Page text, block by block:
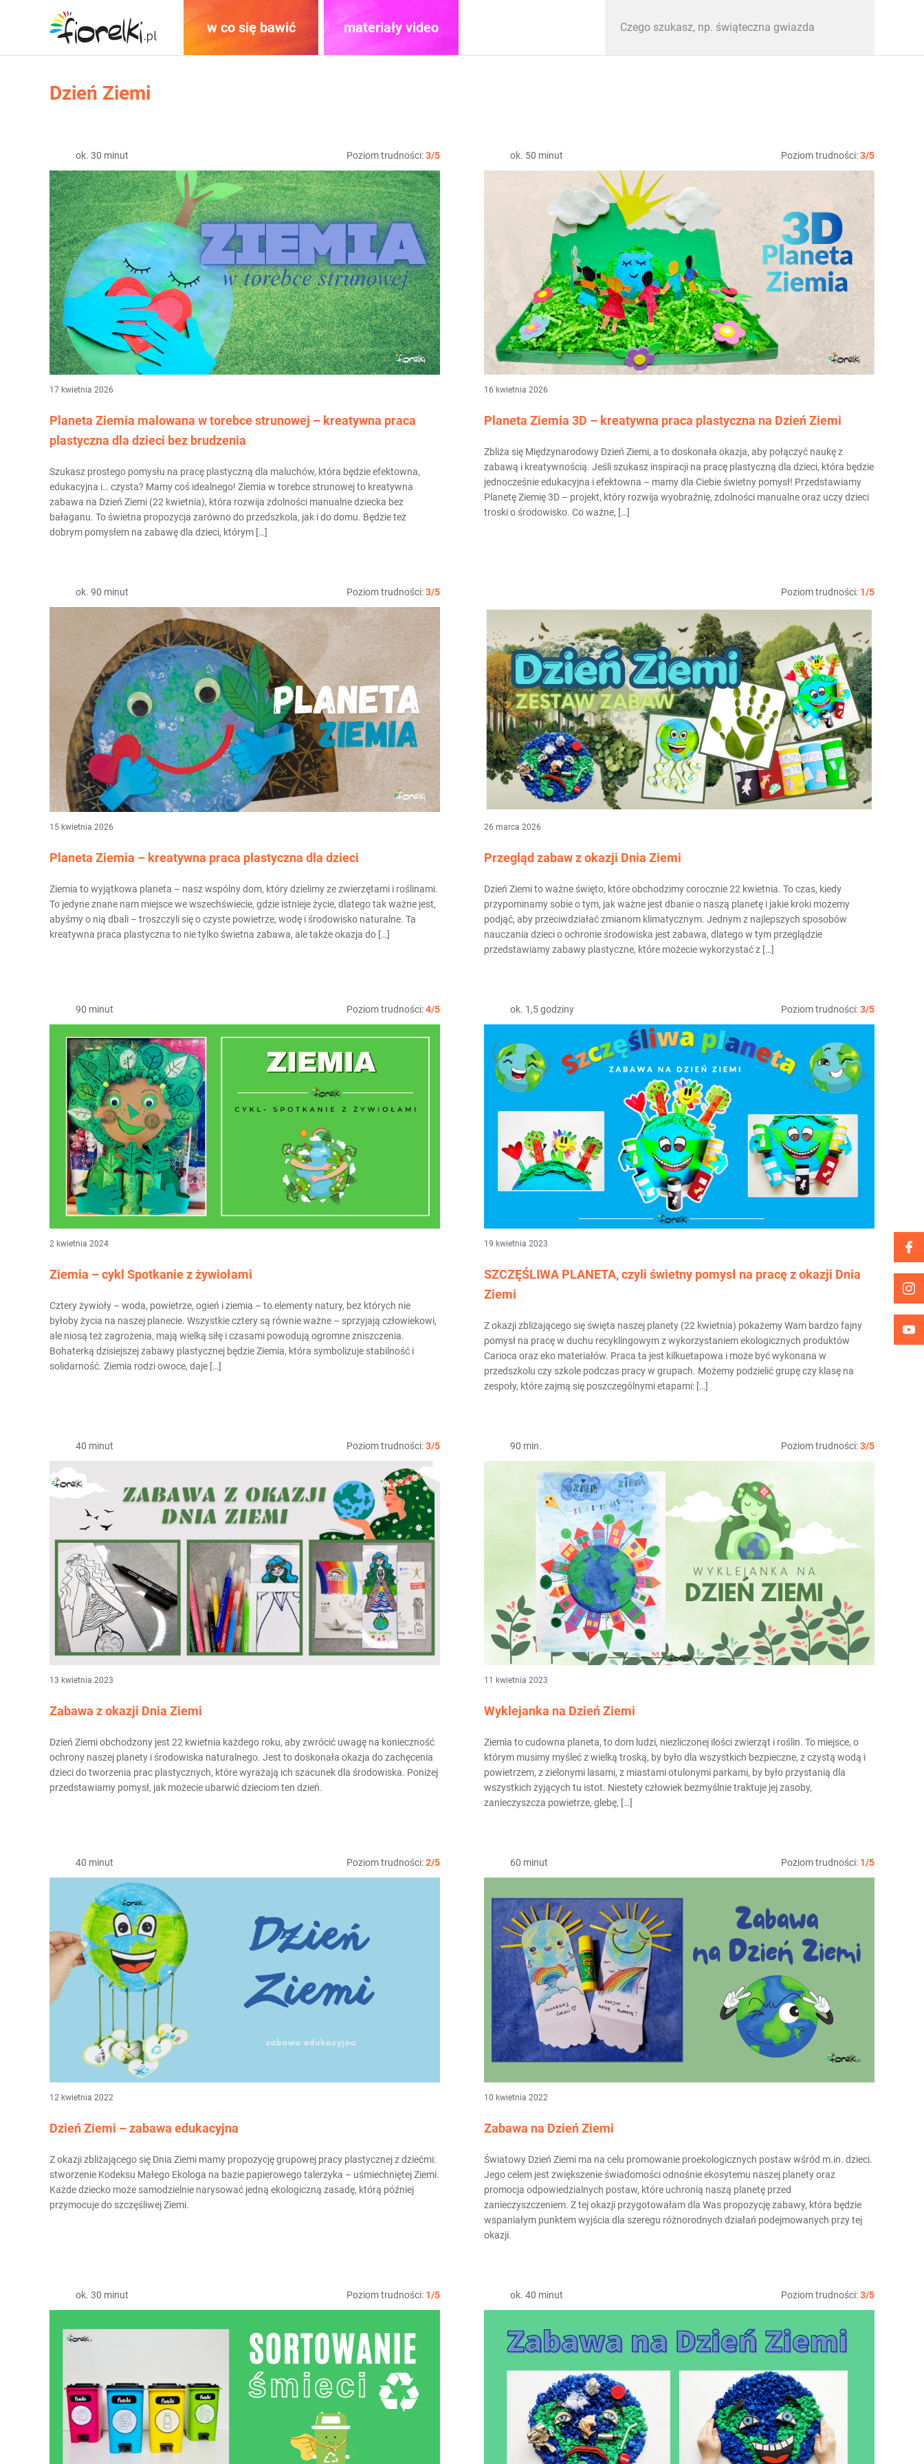
w co się bawić materiały video
Dzień Ziemi
ok. 30 minut Poziom trudności:3/5
17 kwietnia 2026
Planeta Ziemia malowana w torebce strunowej – kreatywna praca
plastyczna dla dzieci bez brudzenia
Szukasz prostego pomysłu na pracę plastyczną dla maluchów, która będzie efektowna,
edukacyjna i… czysta? Mamy coś idealnego! Ziemia w torebce strunowej to kreatywna
zabawa na Dzień Ziemi (22 kwietnia), która rozwija zdolności manualne dziecka bez
bałaganu. To świetna propozycja zarówno do przedszkola, jak i do domu. Będzie też
dobrym pomysłem na zabawę dla dzieci, którym […]
ok. 50 minut Poziom trudności:3/5
16 kwietnia 2026
Planeta Ziemia 3D – kreatywna praca plastyczna na Dzień Ziemi
Zbliża się Międzynarodowy Dzień Ziemi, a to doskonała okazja, aby połączyć naukę z
zabawą i kreatywnością. Jeśli szukasz inspiracji na pracę plastyczną dla dzieci, która będzie
jednocześnie edukacyjna i efektowna – mamy dla Ciebie świetny pomysł! Przedstawiamy
Planetę Ziemię 3D – projekt, który rozwija wyobraźnię, zdolności manualne oraz uczy dzieci
troski o środowisko. Co ważne, […]
ok. 90 minut Poziom trudności:3/5
15 kwietnia 2026
Planeta Ziemia – kreatywna praca plastyczna dla dzieci
Ziemia to wyjątkowa planeta – nasz wspólny dom, który dzielimy ze zwierzętami i roślinami.
To jedyne znane nam miejsce we wszechświecie, gdzie istnieje życie, dlatego tak ważne jest,
abyśmy o nią dbali – troszczyli się o czyste powietrze, wodę i środowisko naturalne. Ta
kreatywna praca plastyczna to nie tylko świetna zabawa, ale także okazja do […]
Poziom trudności: 1/5
26 marca 2026
Przegląd zabaw z okazji Dnia Ziemi
Dzień Ziemi to ważne święto, które obchodzimy corocznie 22 kwietnia. To czas, kiedy
przypominamy sobie o tym, jak ważne jest dbanie o naszą planetę i jakie kroki możemy
podjąć, aby przeciwdziałać zmianom klimatycznym. Jednym z najlepszych sposobów
nauczania dzieci o ochronie środowiska jest zabawa, dlatego w tym przeglądzie
przedstawiamy zabawy plastyczne, które możecie wykorzystać z […]
90 minut Poziom trudności:4/5
2 kwietnia 2024
Ziemia – cykl Spotkanie z żywiołami
Cztery żywioły – woda, powietrze, ogień i ziemia – to elementy natury, bez których nie
byłoby życia na naszej planecie. Wszystkie cztery są równie ważne – sprzyjają człowiekowi,
ale niosą też zagrożenia, mają wielką siłę i czasami powodują ogromne zniszczenia.
Bohaterką dzisiejszej zabawy plastycznej będzie Ziemia, która symbolizuje stabilność i
solidarność. Ziemia rodzi owoce, daje […]
ok. 1,5 godziny Poziom trudności:3/5
19 kwietnia 2023
SZCZĘŚLIWA PLANETA, czyli świetny pomysł na pracę z okazji Dnia
Ziemi
Z okazji zbliżającego się święta naszej planety (22 kwietnia) pokażemy Wam bardzo fajny
pomysł na pracę w duchu recyklingowym z wykorzystaniem ekologicznych produktów
Carioca oraz eko materiałów. Praca ta jest kilkuetapowa i może być wykonana w
przedszkolu czy szkole podczas pracy w grupach. Możemy podzielić grupę czy klasę na
zespoły, które zajmą się poszczególnymi etapami: […]
40 minut Poziom trudności:3/5
13 kwietnia 2023
Zabawa z okazji Dnia Ziemi
Dzień Ziemi obchodzony jest 22 kwietnia każdego roku, aby zwrócić uwagę na konieczność
ochrony naszej planety i środowiska naturalnego. Jest to doskonała okazja do zachęcenia
dzieci do tworzenia prac plastycznych, które wyrażają ich szacunek dla środowiska. Poniżej
przedstawiamy pomysł, jak możecie ubarwić dzieciom ten dzień.
90 min. Poziom trudności:3/5
11 kwietnia 2023
Wyklejanka na Dzień Ziemi
Ziemia to cudowna planeta, to dom ludzi, niezliczonej ilości zwierząt i roślin. To miejsce, o
którym musimy myśleć z wielką troską, by było dla wszystkich bezpieczne, z czystą wodą i
powietrzem, z zielonymi lasami, z miastami otulonymi parkami, by było przystanią dla
wszystkich żyjących tu istot. Niestety człowiek bezmyślnie traktuje jej zasoby,
zanieczyszcza powietrze, glebę, […]
40 minut Poziom trudności:2/5
12 kwietnia 2022
Dzień Ziemi – zabawa edukacyjna
Z okazji zbliżającego się Dnia Ziemi mamy propozycję grupowej pracy plastycznej z dziećmi:
stworzenie Kodeksu Małego Ekologa na bazie papierowego talerzyka – uśmiechniętej Ziemi.
Każde dziecko może samodzielnie narysować jedną ekologiczną zasadę, którą później
przymocuje do szczęśliwej Ziemi.
60 minut Poziom trudności: 1/5
10 kwietnia 2022
Zabawa na Dzień Ziemi
Światowy Dzień Ziemi ma na celu promowanie proekologicznych postaw wśród m.in. dzieci.
Jego celem jest zwiększenie świadomości odnośnie ekosytemu naszej planety oraz
promocja odpowiedzialnych postaw, które uchronią naszą planetę przed
zanieczyszczeniem. Z tej okazji przygotowałam dla Was propozycję zabawy, która będzie
wspaniałym punktem wyjścia dla szeregu różnorodnych działań podejmowanych przy tej
okazji.
ok. 30 minut Poziom trudności: 1/5 ok. 40 minut Poziom trudności:3/5